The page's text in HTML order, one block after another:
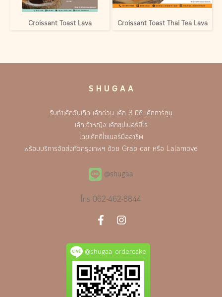
Croissant Toast Lava Croissant Toast Thai Tea Lava
S H U G A A
รับทำเค้กวันเกิด เค้กด่วน เค้ก 3 มิติ เค้กการ์ตูน
เค้กเจ้าหญิง เค้กซุปเปอร์ฮีโร่
โดยเค้กดีไซเนอร์มืออาชีพ
พร้อมบริการจัดส่งทั่วกรุงเทพฯ ด้วย Grab car หรือ Lalamove
@shugaa
โทร 062-462-8844
@shugaa_ordercake